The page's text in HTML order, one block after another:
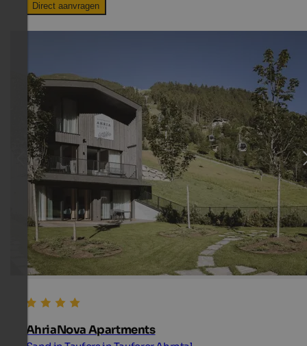
Direct aanvragen
AhriaNova Apartments